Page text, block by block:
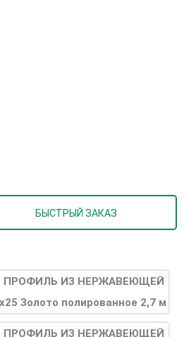
БЫСТРЫЙ ЗАКАЗ